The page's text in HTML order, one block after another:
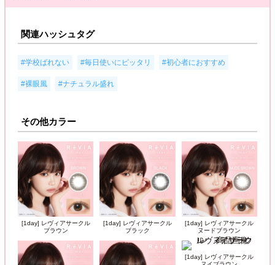
関連ハッシュタグ
#学校ばれない #毎日使いにピッタリ #初心者におすすめ
#裸眼風 #ナチュラル盛れ
その他カラー
[1day] レヴィアサークル
ブラウン
[1day] レヴィアサークル
ブラック
[1day] レヴィアサークル
ヌードブラウン
[1day] レヴィアサークル